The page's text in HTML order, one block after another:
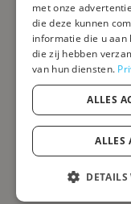
met onze
die deze kunnen
informatie die u
die zij hebben
van hun diensten.
ALLES
ALLES
DETAILS